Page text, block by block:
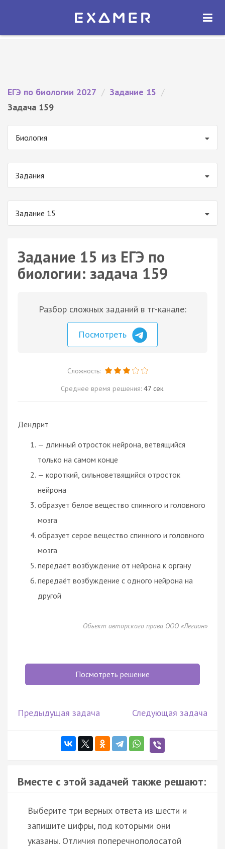
Экзамер — ЕГЭ 2027
ОТКРЫТЬ
ЕГЭ по биологии 2027 / Задание 15 /
Задача 159
Биология
Задания
Задание 15
Задание 15 из ЕГЭ по
биологии: задача 159
Разбор сложных заданий в тг-канале:
Посмотреть
Сложность:
Среднее время решения: 47 сек.
Дендрит
— длинный отросток нейрона, ветвящийся
только на самом конце
— короткий, сильноветвящийся отросток
нейрона
образует белое вещество спинного и головного
мозга
образует серое вещество спинного и головного
мозга
передаёт возбуждение от нейрона к органу
передаёт возбуждение с одного нейрона на
другой
Объект авторского права ООО «Легион»
Посмотреть решение
Предыдущая задача Следующая задача
Вместе с этой задачей также решают:
Выберите три верных ответа из шести и
запишите цифры, под которыми они
указаны. Отличия поперечнополосатой